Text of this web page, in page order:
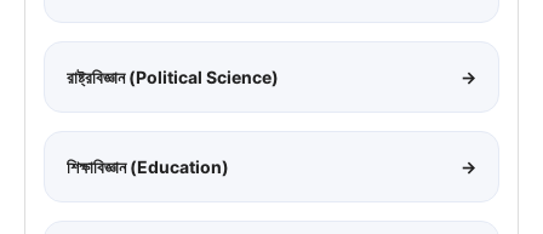
রাষ্ট্রবিজ্ঞান (Political Science) →
শিক্ষাবিজ্ঞান (Education) →